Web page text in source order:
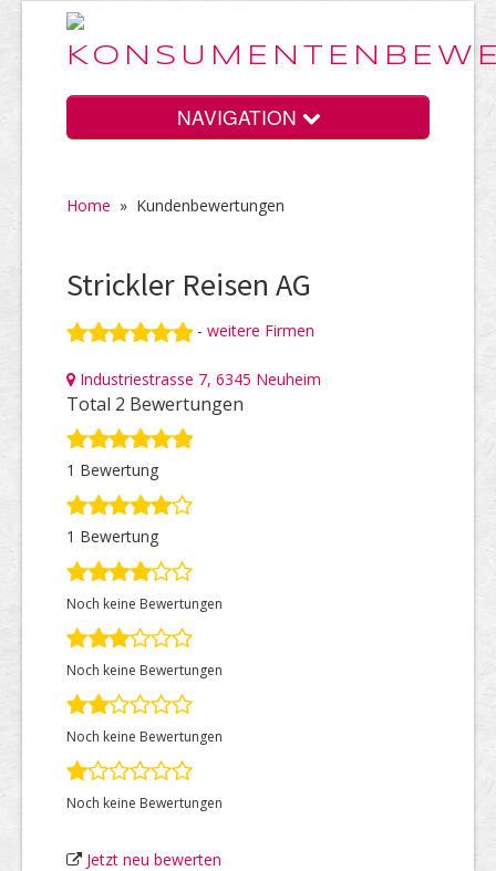
NAVIGATION
Home
Vorteile
Preise
HELP Awards
Top Firmen
Über uns
Home » Kundenbewertungen
Strickler Reisen AG
- weitere Firmen
Industriestrasse 7, 6345 Neuheim
Total 2 Bewertungen
1 Bewertung
1 Bewertung
Noch keine Bewertungen
Noch keine Bewertungen
Noch keine Bewertungen
Noch keine Bewertungen
Jetzt neu bewerten